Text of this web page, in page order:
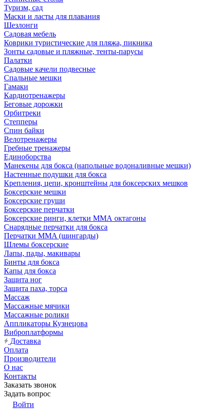
Туризм, сад
Маски и ласты для плавания
Шезлонги
Садовая мебель
Коврики туристические для пляжа, пикника
Зонты садовые и пляжные, тенты-парусы
Палатки
Садовые качели подвесные
Спальные мешки
Гамаки
Кардиотренажеры
Беговые дорожки
Орбитреки
Степперы
Спин байки
Велотренажеры
Гребные тренажеры
Единоборства
Манекены для бокса (напольные водоналивные мешки)
Настенные подушки для бокса
Крепления, цепи, кронштейны для боксерских мешков
Боксерские мешки
Боксерские груши
Боксерские перчатки
Боксерские ринги, клетки ММА октагоны
Снарядные перчатки для бокса
Перчатки MMA (шингарды)
Шлемы боксерские
Лапы, пады, макивары
Бинты для бокса
Капы для бокса
Защита ног
Защита паха, торса
Массаж
Массажные мячики
Массажные ролики
Аппликаторы Кузнецова
Виброплатформы
Доставка
Оплата
Производители
О нас
Контакты
Заказать звонок
Задать вопрос
Войти